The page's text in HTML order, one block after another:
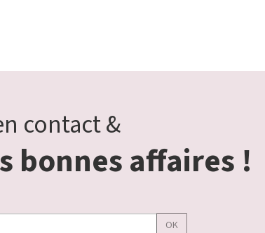
contact &
bonnes affaires !
OK